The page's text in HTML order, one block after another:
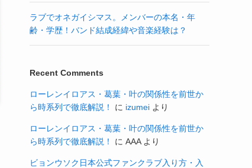
ラブでオネガイシマス。メンバーの本名・年
齢・学歴！バンド結成経緯や音楽経験は？
Recent Comments
ローレンイロアス・葛葉・叶の関係性を前世か
ら時系列で徹底解説！
に izumei より
ローレンイロアス・葛葉・叶の関係性を前世か
ら時系列で徹底解説！
に AAAより
ビョンウソク日本公式ファンクラブ入り方・入